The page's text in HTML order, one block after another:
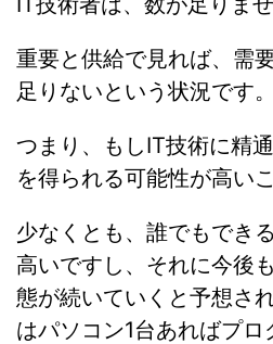
重要と供給で見れば、需
足りないという状況です。
つまり、もしIT技術に精
を得られる可能性が高い
少なくとも、誰でもでき
高いですし、それに今後
態が続いていくと予想さ
はパソコン1台あればプ